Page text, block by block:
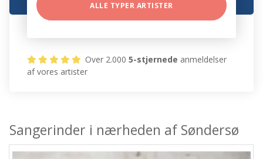
ALLE TYPER ARTISTER
Over 2.0005-stjernede anmeldelser
af vores artister
Sangerinder i nærheden af Søndersø